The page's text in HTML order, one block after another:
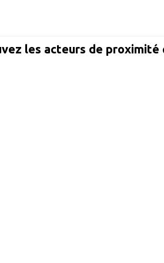
les acteurs de proximité